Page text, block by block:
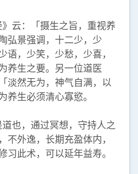
云：「摄生之旨，重视养
弘景强调，十二少，少
语，少笑，少愁，少喜，
养生之要。另一位道医
淡然无为，神气自满，以
养生必须清心寡慾。
也，通过冥想，守持人之
外逸，长期充盈体内，
习此术，可以延年益寿。